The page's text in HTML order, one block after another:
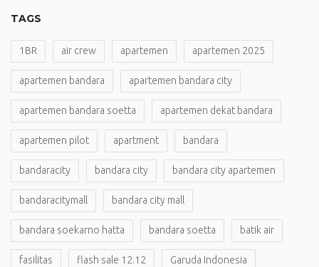
TAGS
1BR air crew apartemen apartemen 2025
apartemen bandara apartemen bandara city
apartemen bandara soetta apartemen dekat bandara
apartemen pilot apartment bandara
bandaracity bandara city bandara city apartemen
bandaracitymall bandara city mall
bandara soekarno hatta bandara soetta batik air
fasilitas flash sale 12.12 Garuda Indonesia